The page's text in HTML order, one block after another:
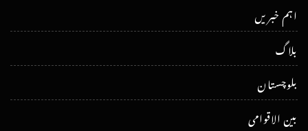
اہم خبریں
بلاگ
بلوچستان
بین الاقوامی